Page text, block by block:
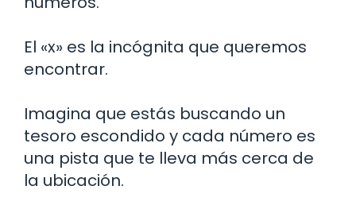
El «x» es la incógnita que queremos
encontrar.
Imagina que estás buscando un
tesoro escondido y cada número es
una pista que te lleva más cerca de
la ubicación.